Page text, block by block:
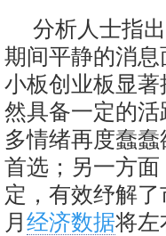
分析人士指
期间平静的消
小板创业板显
然具备一定的
多情绪再度蠢
首选；另一方
定，有效纾解
月 经济数据将左